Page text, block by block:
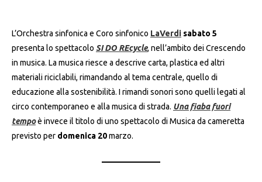
L’Orchestra sinfonica e Coro sinfonico LaVerdi sabato 5
presenta lo spettacolo SI DO REcycle, nell’ambito dei Crescendo
in musica. La musica riesce a descrive carta, plastica ed altri
materiali riciclabili, rimandando al tema centrale, quello di
educazione alla sostenibilità. I rimandi sonori sono quelli legati al
circo contemporaneo e alla musica di strada. Una fiaba fuori
tempoè invece il titolo di uno spettacolo di Musica da cameretta
previsto per domenica 20marzo.